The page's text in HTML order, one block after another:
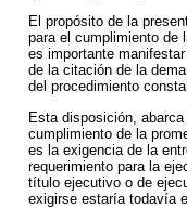
El propósito de la
para el cumplimiento de
es importante
de la citación de la
del procedimiento
Esta disposición,
cumplimiento de la
es la exigencia de la
requerimiento para la
título ejecutivo o de
exigirse estaría todavía